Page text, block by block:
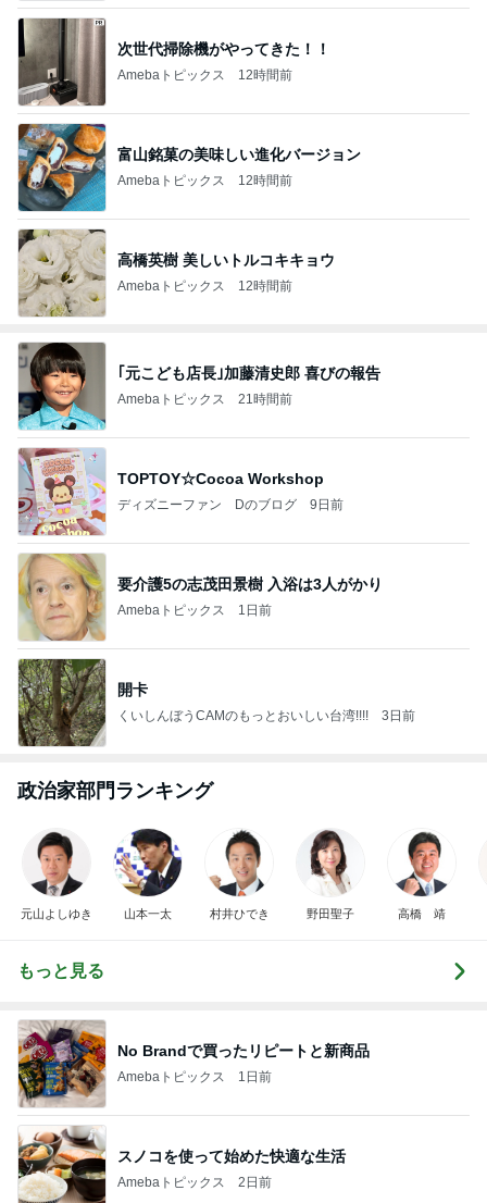
次世代掃除機がやってきた！！
Amebaトピックス 12時間前
富山銘菓の美味しい進化バージョン
Amebaトピックス 12時間前
高橋英樹 美しいトルコキキョウ
Amebaトピックス 12時間前
｢元こども店長｣加藤清史郎 喜びの報告
Amebaトピックス 21時間前
TOPTOY☆Cocoa Workshop
ディズニーファン Dのブログ 9日前
要介護5の志茂田景樹 入浴は3人がかり
Amebaトピックス 1日前
開卡
くいしんぼうCAMのもっとおいしい台湾!!!! 3日前
政治家部門ランキング
元山よしゆき 山本一太 村井ひでき 野田聖子 高橋 靖
もっと見る
No Brandで買ったリピートと新商品
Amebaトピックス 1日前
スノコを使って始めた快適な生活
Amebaトピックス 2日前